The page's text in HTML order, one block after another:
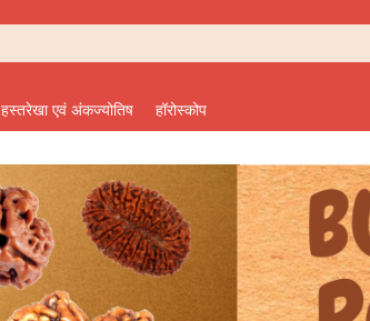
हस्तरेखा एवं अंकज्योतिष हॉरोस्कोप